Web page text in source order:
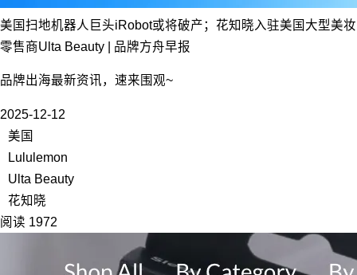
美国扫地机器人巨头iRobot或将破产；花知晓入驻美国大型美妆
零售商Ulta Beauty | 品牌方舟早报
品牌出海最新资讯，速来围观~
2025-12-12
美国
Lululemon
Ulta Beauty
花知晓
阅读 1972